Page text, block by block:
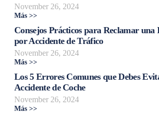
November 26, 2024
Más >>
Consejos Prácticos para Reclamar una
por Accidente de Tráfico
November 26, 2024
Más >>
Los 5 Errores Comunes que Debes
Accidente de Coche
November 26, 2024
Más >>